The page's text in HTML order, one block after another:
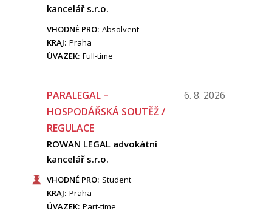
kancelář s.r.o.
VHODNÉ PRO: Absolvent
KRAJ: Praha
ÚVAZEK: Full-time
PARALEGAL –
HOSPODÁŘSKÁ SOUTĚŽ /
REGULACE
6. 8. 2026
ROWAN LEGAL advokátní
kancelář s.r.o.
VHODNÉ PRO: Student
KRAJ: Praha
ÚVAZEK: Part-time